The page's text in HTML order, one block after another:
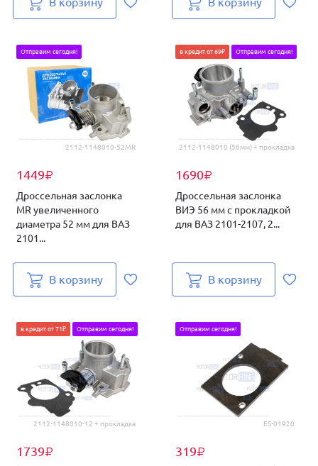
2112-1148010-52MR
1449₽
Отправим сегодня!
Дроссельная заслонка
MR увеличенного
диаметра 52 мм для ВАЗ
2101...
В корзину
2112-1148010 (56мм) + прокладка
1690₽
в кредит от 69₽ Отправим сегодня!
Дроссельная заслонка
ВИЭ 56 мм с прокладкой
для ВАЗ 2101-2107, 2...
В корзину
2112-1148010-12 + прокладка
1739₽
в кредит от 71₽ Отправим сегодня!
ES-01920
319₽
Отправим сегодня!